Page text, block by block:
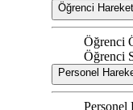
Öğrenci
Öğrenci
Öğrenci
Personel
Personel